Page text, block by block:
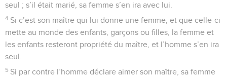
seul ; s’il était marié, sa femme s’en ira avec lui.
4 Si c’est son maître qui lui donne une femme, et que celle-ci
mette au monde des enfants, garçons ou filles, la femme et
les enfants resteront propriété du maître, et l’homme s’en ira
seul.
5 Si par contre l’homme déclare aimer son maître, sa femme